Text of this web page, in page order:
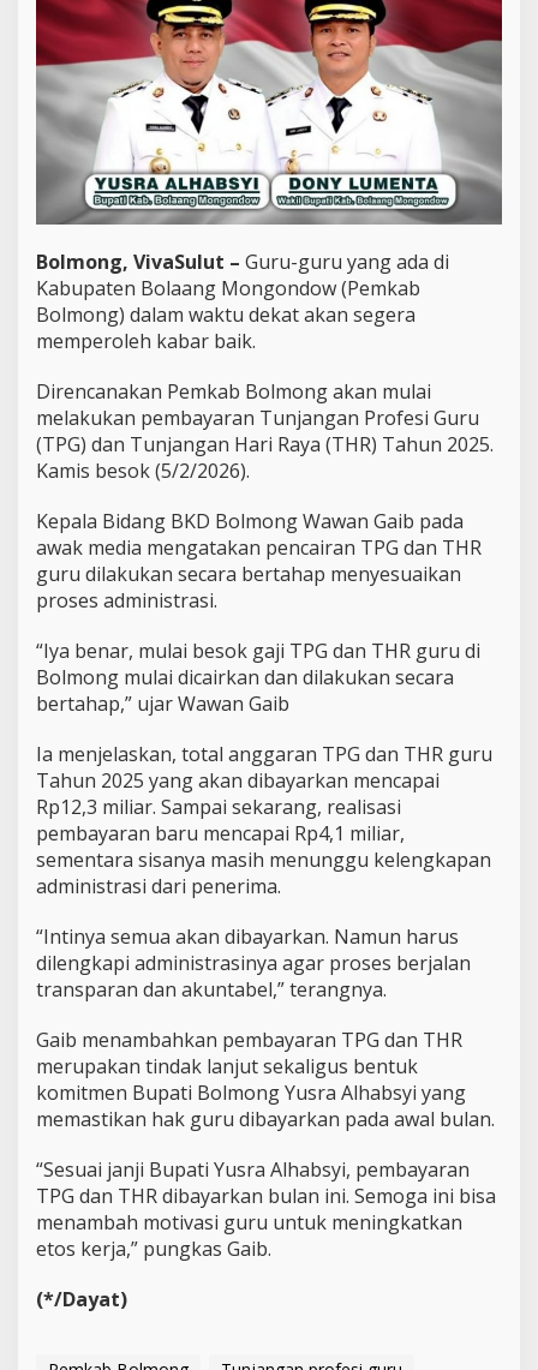
P
G
d
a
n
T
H
R
G
r
u
Bolmong, VivaSulut – Guru-guru yang ada di
Kabupaten Bolaang Mongondow (Pemkab
Bolmong) dalam waktu dekat akan segera
memperoleh kabar baik.
Direncanakan Pemkab Bolmong akan mulai
melakukan pembayaran Tunjangan Profesi Guru
(TPG) dan Tunjangan Hari Raya (THR) Tahun 2025.
Kamis besok (5/2/2026).
Kepala Bidang BKD Bolmong Wawan Gaib pada
awak media mengatakan pencairan TPG dan THR
guru dilakukan secara bertahap menyesuaikan
proses administrasi.
“Iya benar, mulai besok gaji TPG dan THR guru di
Bolmong mulai dicairkan dan dilakukan secara
bertahap,” ujar Wawan Gaib
Ia menjelaskan, total anggaran TPG dan THR guru
Tahun 2025 yang akan dibayarkan mencapai
Rp12,3 miliar. Sampai sekarang, realisasi
pembayaran baru mencapai Rp4,1 miliar,
sementara sisanya masih menunggu kelengkapan
administrasi dari penerima.
“Intinya semua akan dibayarkan. Namun harus
dilengkapi administrasinya agar proses berjalan
transparan dan akuntabel,” terangnya.
Gaib menambahkan pembayaran TPG dan THR
merupakan tindak lanjut sekaligus bentuk
komitmen Bupati Bolmong Yusra Alhabsyi yang
memastikan hak guru dibayarkan pada awal bulan.
“Sesuai janji Bupati Yusra Alhabsyi, pembayaran
TPG dan THR dibayarkan bulan ini. Semoga ini bisa
menambah motivasi guru untuk meningkatkan
etos kerja,” pungkas Gaib.
(*/Dayat)